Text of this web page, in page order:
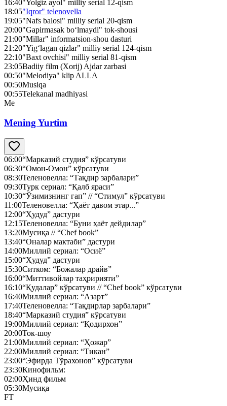
16:40"Yolgiz ayol" milliy serial 12-qism
18:05"Iqror" telenovella
19:05"Nafs balosi" milliy serial 20-qism
20:00"Gapirmasak bo‘lmaydi" tok-shousi
21:00"Millar" informatsion-shou dasturi
21:20"Yig‘lagan qizlar" milliy serial 124-qism
22:10"Baxt ovchisi" milliy serial 81-qism
23:05Badiiy film (Xorij) Ajdar zarbasi
00:50"Melodiya" klip ALLA
00:50Musiqa
00:55Telekanal madhiyasi
Me
Mening Yurtim
06:00“Марказий студия” кўрсатуви
06:30“Омон-Омон” кўрсатуви
08:30Теленовелла: “Тақдир зарбалари”
09:30Турк сериал: “Қалб яраси”
10:30“Ўзимизнинг гап” // “Стимул” кўрсатуви
11:00Теленовелла: “Ҳаёт давом этар...”
12:00“Ҳудуд” дастури
12:15Теленовелла: “Буни ҳаёт дейдилар”
13:20Мусиқа // “Chef book”
13:40“Оналар мактаби” дастури
14:00Миллий сериал: “Осиё”
15:00“Ҳудуд” дастури
15:30Ситком: “Божалар драйв”
16:00“Миттивойлар таҳририяти”
16:10“Қудалар” кўрсатуви // “Chef book” кўрсатуви
16:40Миллий сериал: “Азарт”
17:40Теленовелла: “Тақдирлар зарбалари”
18:40“Марказий студия” кўрсатуви
19:00Миллий сериал: “Қодирхон”
20:00Ток-шоу
21:00Миллий сериал: “Ҳожар”
22:00Миллий сериал: “Тикан”
23:00“Эфирда Тўрахонов” кўрсатуви
23:30Кинофильм:
02:00Ҳинд фильм
05:30Мусиқа
FT